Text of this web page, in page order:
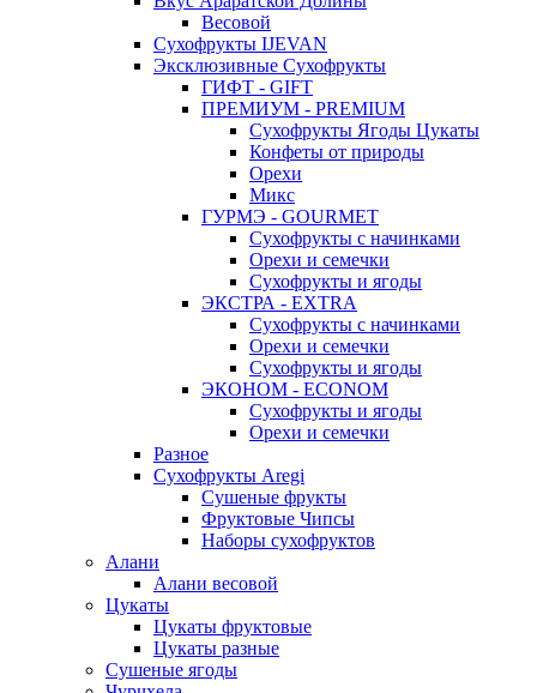
Весовой
Сухофрукты IJEVAN
Эксклюзивные Сухофрукты
ГИФТ - GIFT
ПРЕМИУМ - PREMIUM
Сухофрукты Ягоды Цукаты
Конфеты от природы
Орехи
Микс
ГУРМЭ - GOURMET
Сухофрукты с начинками
Орехи и семечки
Сухофрукты и ягоды
ЭКСТРА - EXTRA
Сухофрукты с начинками
Орехи и семечки
Сухофрукты и ягоды
ЭКОНОМ - ECONOM
Сухофрукты и ягоды
Орехи и семечки
Разное
Сухофрукты Aregi
Сушеные фрукты
Фруктовые Чипсы
Наборы сухофруктов
Алани
Алани весовой
Цукаты
Цукаты фруктовые
Цукаты разные
Сушеные ягоды